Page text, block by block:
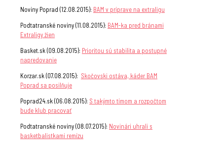
Noviny Poprad (12.08.2015): BAM v príprave na extraligu
Podtatranské noviny (11.08.2015): BAM-ka pred bránami
Extraligy žien
Basket.sk (09.08.2015): Prioritou sú stabilita a postupné
napredovanie
Korzar.sk (07.08.2015): Skočovski ostáva, káder BAM
Poprad sa posilňuje
Poprad24.sk (06.08.2015): S takýmto tímom a rozpočtom
bude klub pracovať
Podtatranské noviny (08.07.2015): Novinári uhrali s
basketbalistkami remízu